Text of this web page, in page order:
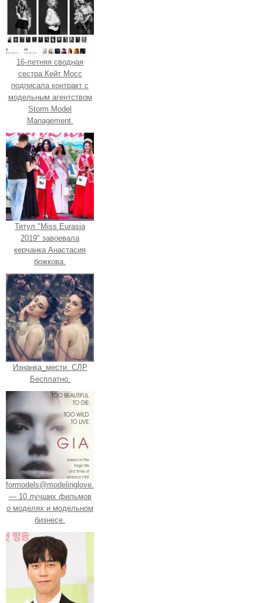
16-летняя сводная
сестра Кейт Мосс
подписала контракт с
модельным агентством
Storm Model
Management.
Титул "Miss Eurasia
2019" завоевала
керчанка Анастасия
божкова.
Изнанка_мести. СЛР
Бесплатно.
formodels@modelinglove.
— 10 лучших фильмов
о моделях и модельном
бизнесе.